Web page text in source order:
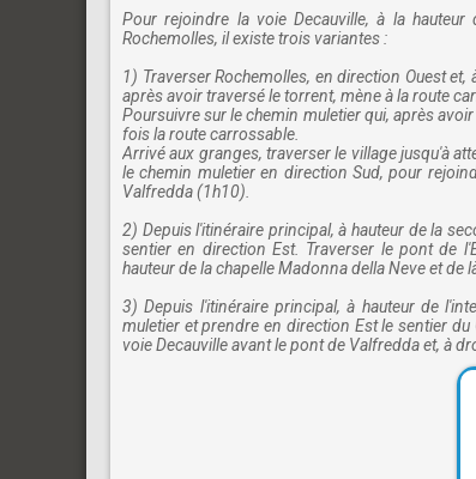
Pour rejoindre la voie Decauville, à la
Rochemolles, il existe trois variantes :
1) Traverser Rochemolles, en direction Ouest
après avoir traversé le torrent, mène à la route
Poursuivre sur le chemin muletier qui, après
fois la route carrossable.
Arrivé aux granges, traverser le village jusqu'à
le chemin muletier en direction Sud, pour
Valfredda (1h10).
2) Depuis l'itinéraire principal, à hauteur de la
sentier en direction Est. Traverser le pont de
hauteur de la chapelle Madonna della Neve et de
3) Depuis l'itinéraire principal, à hauteur de
muletier et prendre en direction Est le sentier du
voie Decauville avant le pont de Valfredda et, à